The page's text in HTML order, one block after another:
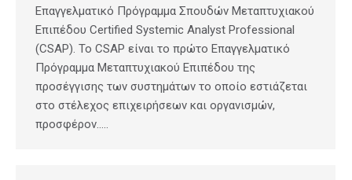
Επαγγελματικό Πρόγραμμα Σπουδών Mεταπτυχιακού
Eπιπέδου Certified Systemic Analyst Professional
(CSAP). Το CSAP είναι το πρώτο Επαγγελματικό
Πρόγραμμα Mεταπτυχιακού Eπιπέδου της
προσέγγισης των συστημάτων το οποίο εστιάζεται
στο στέλεχος επιχειρήσεων και οργανισμών,
προσφέρον…..